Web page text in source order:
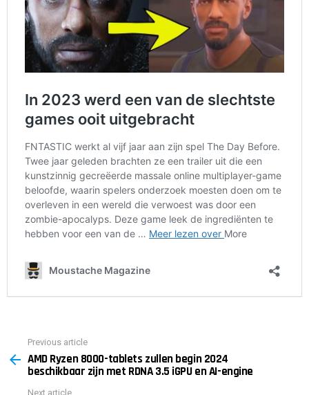
more
Previous article
AMD Ryzen 8000-tablets zullen begin 2024
beschikbaar zijn met RDNA 3.5 iGPU en AI-engine
Next article